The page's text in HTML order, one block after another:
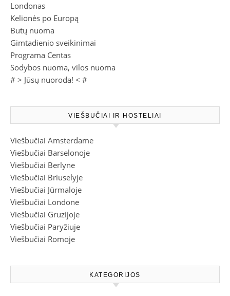
Londonas
Kelionės po Europą
Butų nuoma
Gimtadienio sveikinimai
Programa Centas
Sodybos nuoma, vilos nuoma
# > Jūsų nuoroda! < #
VIEŠBUČIAI IR HOSTELIAI
Viešbučiai Amsterdame
Viešbučiai Barselonoje
Viešbučiai Berlyne
Viešbučiai Briuselyje
Viešbučiai Jūrmaloje
Viešbučiai Londone
Viešbučiai Gruzijoje
Viešbučiai Paryžiuje
Viešbučiai Romoje
KATEGORIJOS